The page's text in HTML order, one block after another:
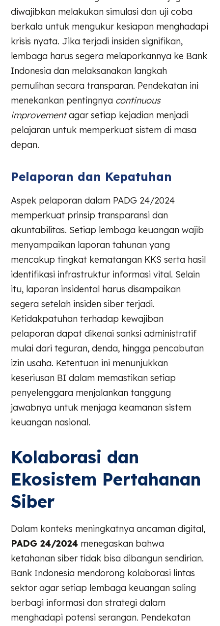
diwajibkan melakukan simulasi dan uji coba
berkala untuk mengukur kesiapan menghadapi
krisis nyata. Jika terjadi insiden signifikan,
lembaga harus segera melaporkannya ke Bank
Indonesia dan melaksanakan langkah
pemulihan secara transparan. Pendekatan ini
menekankan pentingnya continuous
improvementagar setiap kejadian menjadi
pelajaran untuk memperkuat sistem di masa
depan.
Pelaporan dan Kepatuhan
Aspek pelaporan dalam PADG 24/2024
memperkuat prinsip transparansi dan
akuntabilitas. Setiap lembaga keuangan wajib
menyampaikan laporan tahunan yang
mencakup tingkat kematangan KKS serta hasil
identifikasi infrastruktur informasi vital. Selain
itu, laporan insidental harus disampaikan
segera setelah insiden siber terjadi.
Ketidakpatuhan terhadap kewajiban
pelaporan dapat dikenai sanksi administratif
mulai dari teguran, denda, hingga pencabutan
izin usaha. Ketentuan ini menunjukkan
keseriusan BI dalam memastikan setiap
penyelenggara menjalankan tanggung
jawabnya untuk menjaga keamanan sistem
keuangan nasional.
Kolaborasi dan
Ekosistem Pertahanan
Siber
Dalam konteks meningkatnya ancaman digital,
PADG 24/2024 menegaskan bahwa
ketahanan siber tidak bisa dibangun sendirian.
Bank Indonesia mendorong kolaborasi lintas
sektor agar setiap lembaga keuangan saling
berbagi informasi dan strategi dalam
menghadapi potensi serangan. Pendekatan